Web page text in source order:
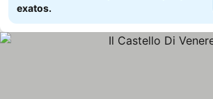
exatos.